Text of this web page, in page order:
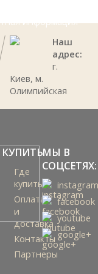
Наш
адрес:
г.
Киев, м.
Олимпийская
КУПИТЬ
Где
купить
Оплата
и
доставка
Контакты
Партнеры
МЫ В
СОЦСЕТЯХ:
instagram
facebook
youtube
google+